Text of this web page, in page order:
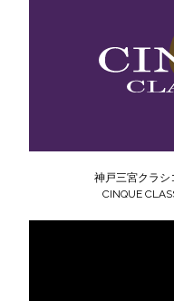
神戸三宮クラシ
CINQUE